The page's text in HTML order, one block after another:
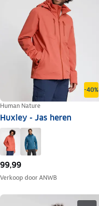
-40%
Human Nature
Huxley - Jas heren
99,99
Verkoop doorANWB